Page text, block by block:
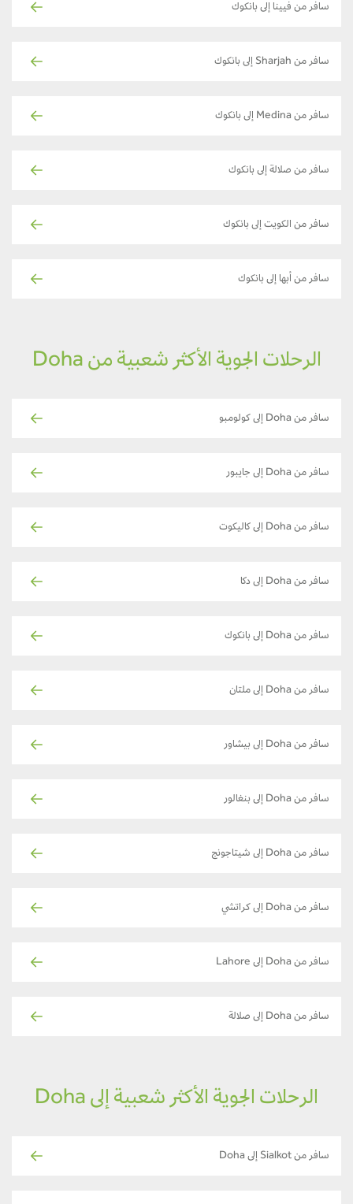
سافر من فيينا إلى بانكوك
سافر من Sharjah إلى بانكوك
سافر من Medina إلى بانكوك
سافر من صلالة إلى بانكوك
سافر من الكويت إلى بانكوك
سافر من أبها إلى بانكوك
الرحلات الجوية الأكثر شعبية من Doha
سافر من Doha إلى كولومبو
سافر من Doha إلى جايبور
سافر من Doha إلى كاليكوت
سافر من Doha إلى دكا
سافر من Doha إلى بانكوك
سافر من Doha إلى ملتان
سافر من Doha إلى بيشاور
سافر من Doha إلى بنغالور
سافر من Doha إلى شيتاجونج
سافر من Doha إلى كراتشي
سافر من Doha إلى Lahore
سافر من Doha إلى صلالة
الرحلات الجوية الأكثر شعبية إلى Doha
سافر من Sialkot إلى Doha